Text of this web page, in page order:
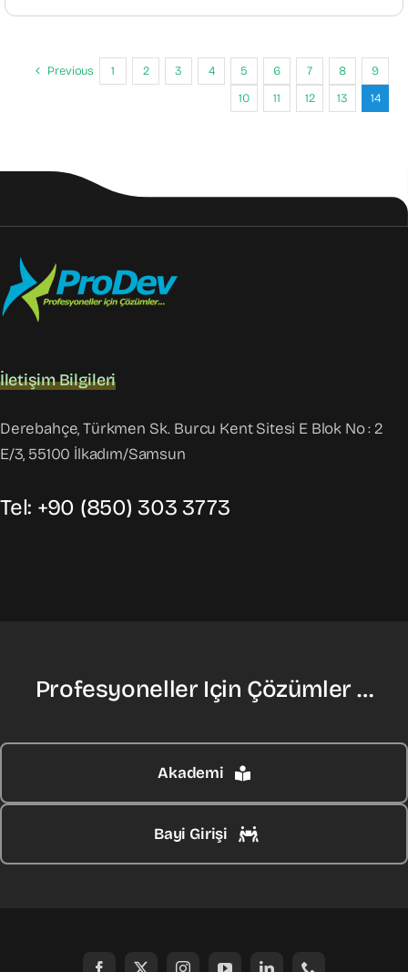
Previous 1 2 3 4 5 6 7 8
9
10
11 12 13 14
İletişim Bilgileri
Derebahçe, Türkmen Sk. Burcu Kent Sitesi E Blok No : 2
E/3, 55100 İlkadım/Samsun
Tel: +90 (850) 303 3773
Profesyoneller Için Çözümler …
Akademi
Bayi Girişi